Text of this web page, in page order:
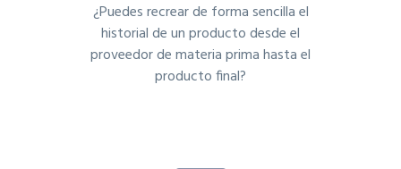
¿Puedes recrear de forma sencilla el
historial de un producto desde el
proveedor de materia prima hasta el
producto final?